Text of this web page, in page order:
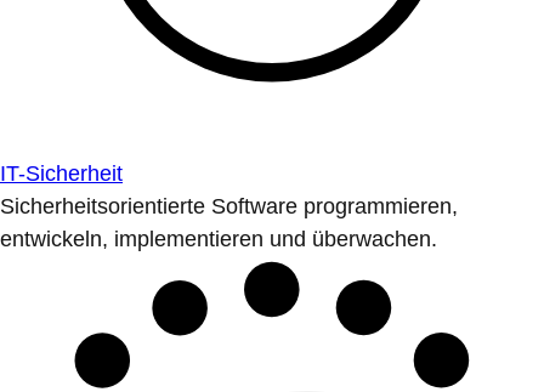
IT-Sicherheit
Sicherheitsorientierte Software programmieren,
entwickeln, implementieren und überwachen.